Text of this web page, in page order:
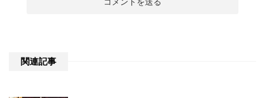
関連記事